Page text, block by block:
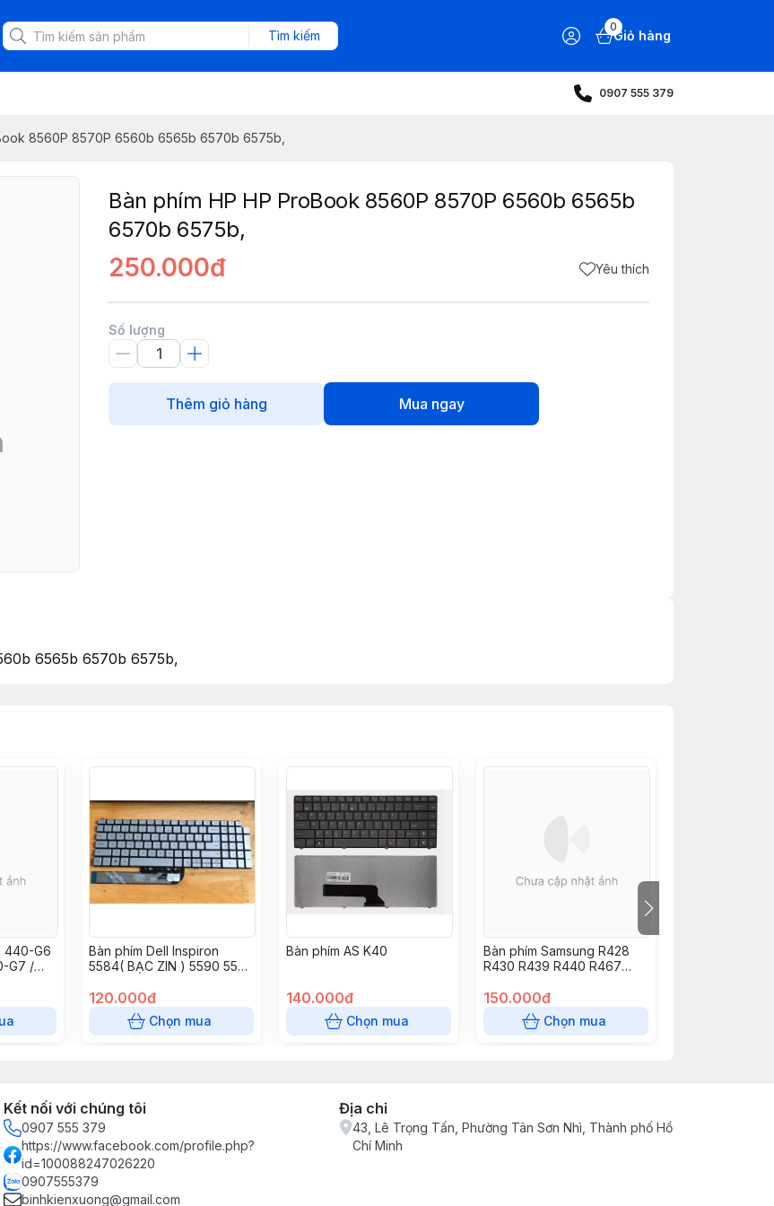
Tìm kiếm
0
Giỏ hàng
0907 555 379
8560P 8570P 6560b 6565b 6570b 6575b,
Bàn phím HP HP ProBook 8560P 8570P 6560b 6565b
6570b 6575b,
250.000đ Yêu thích
Số lượng
Thêm giỏ hàng Mua ngay
6565b 6570b 6575b,
440-G6
G7 /
Bàn phím Dell Inspiron
5584( BẠC ZIN ) 5590 5593
P97F 7501 7591 7706/7791
120.000đ
Chọn mua
Bàn phím AS K40
140.000đ
Chọn mua
Bàn phím Samsung R428
R430 R439 R440 R467
RV408
150.000đ
Chọn mua
Kết nối với chúng tôi
0907 555 379
https://www.facebook.com/profile.php?
id=100088247026220
0907555379
binhkienxuong@gmail.com
Địa chỉ
43, Lê Trọng Tấn, Phường Tân Sơn Nhì, Thành phố Hồ
Chí Minh